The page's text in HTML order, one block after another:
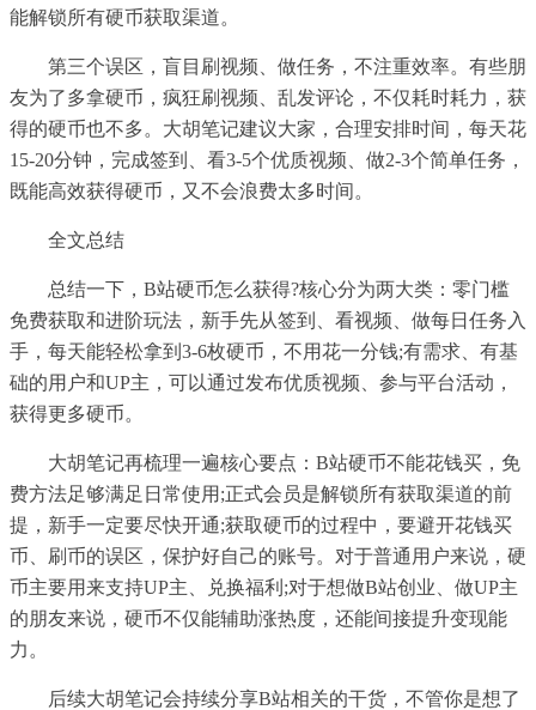
能解锁所有硬币获取渠道。
第三个误区，盲目刷视频、做任务，不注重效率。有些朋
友为了多拿硬币，疯狂刷视频、乱发评论，不仅耗时耗力，获
得的硬币也不多。大胡笔记建议大家，合理安排时间，每天花
15-20分钟，完成签到、看3-5个优质视频、做2-3个简单任务，
既能高效获得硬币，又不会浪费太多时间。
全文总结
总结一下，B站硬币怎么获得?核心分为两大类：零门槛
免费获取和进阶玩法，新手先从签到、看视频、做每日任务入
手，每天能轻松拿到3-6枚硬币，不用花一分钱;有需求、有基
础的用户和UP主，可以通过发布优质视频、参与平台活动，
获得更多硬币。
大胡笔记再梳理一遍核心要点：B站硬币不能花钱买，免
费方法足够满足日常使用;正式会员是解锁所有获取渠道的前
提，新手一定要尽快开通;获取硬币的过程中，要避开花钱买
币、刷币的误区，保护好自己的账号。对于普通用户来说，硬
币主要用来支持UP主、兑换福利;对于想做B站创业、做UP主
的朋友来说，硬币不仅能辅助涨热度，还能间接提升变现能
力。
后续大胡笔记会持续分享B站相关的干货，不管你是想了